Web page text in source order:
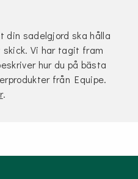
din sadelgjord ska hålla
Vi har tagit fram
hur du på bästa
från Equipe.
.